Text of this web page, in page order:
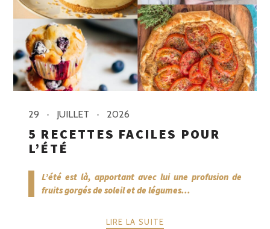
29 JUILLET 2026
5 RECETTES FACILES POUR
L’ÉTÉ
L’été est là, apportant avec lui une profusion de
fruits gorgés de soleil et de légumes...
LIRE LA SUITE